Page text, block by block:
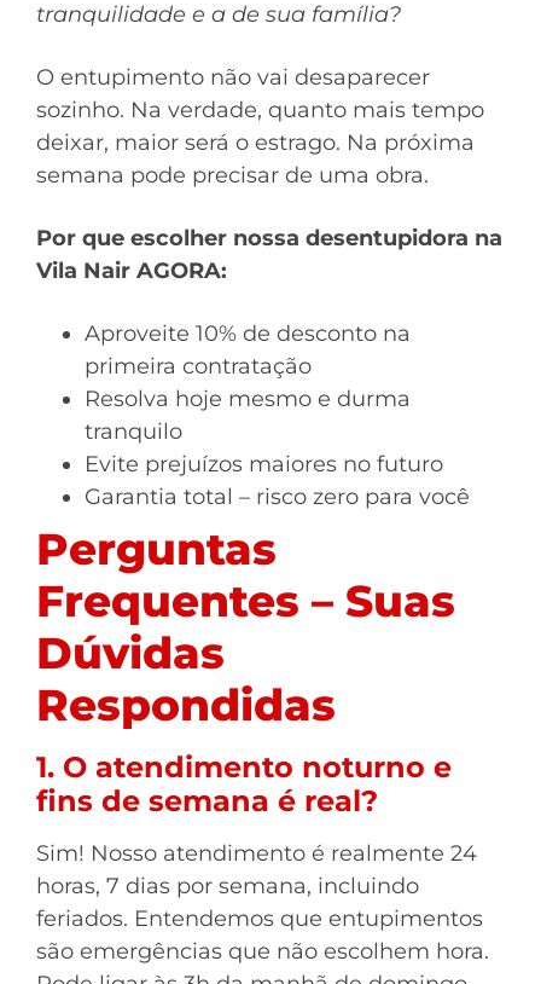
tranquilidade e a de sua família?
O entupimento não vai desaparecer
sozinho. Na verdade, quanto mais tempo
deixar, maior será o estrago. Na próxima
semana pode precisar de uma obra.
Por que escolher nossa desentupidora na
Vila Nair AGORA:
Aproveite 10% de desconto na
primeira contratação
Resolva hoje mesmo e durma
tranquilo
Evite prejuízos maiores no futuro
Garantia total – risco zero para você
Perguntas
Frequentes – Suas
Dúvidas
Respondidas
1. O atendimento noturno e
fins de semana é real?
Sim! Nosso atendimento é realmente 24
horas, 7 dias por semana, incluindo
feriados. Entendemos que entupimentos
são emergências que não escolhem hora.